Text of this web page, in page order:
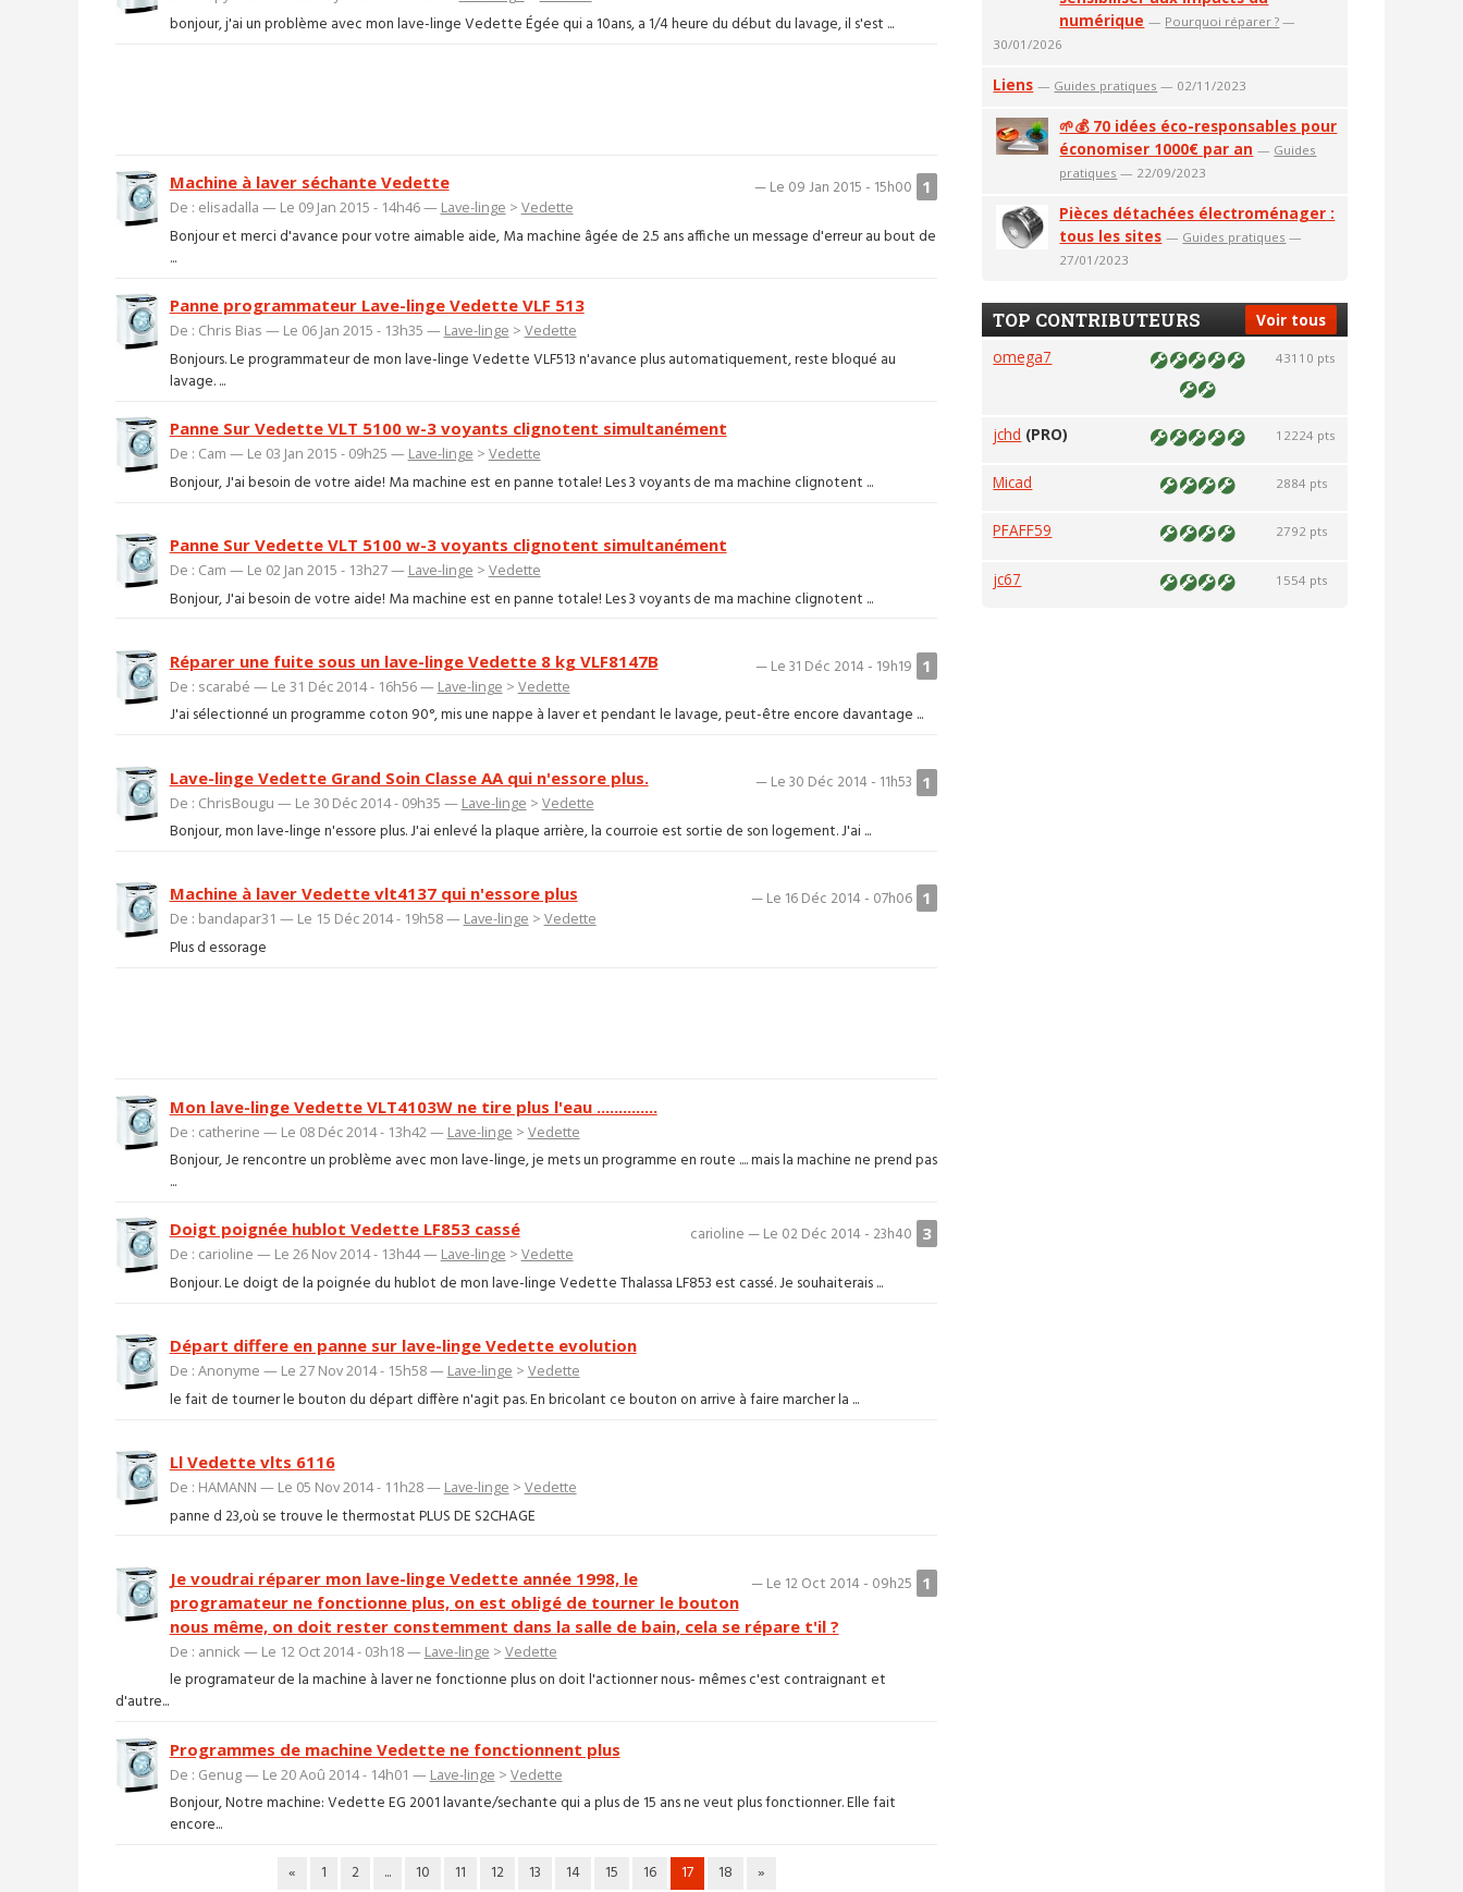
bonjour, j'ai un problème avec mon lave-linge Vedette Égée qui a 10ans, a 1/4 heure du début du lavage, il s'est ...
1
— Le 09 Jan 2015 - 15h00
Machine à laver séchante Vedette
De : elisadalla — Le 09 Jan 2015 - 14h46 — Lave-linge > Vedette
Bonjour et merci d'avance pour votre aimable aide, Ma machine âgée de 2.5 ans affiche un message d'erreur au bout de
...
Panne programmateur Lave-linge Vedette VLF 513
De : Chris Bias — Le 06 Jan 2015 - 13h35 — Lave-linge > Vedette
Bonjours. Le programmateur de mon lave-linge Vedette VLF513 n'avance plus automatiquement, reste bloqué au
lavage. ...
Panne Sur Vedette VLT 5100 w-3 voyants clignotent simultanément
De : Cam — Le 03 Jan 2015 - 09h25 — Lave-linge > Vedette
Bonjour, J'ai besoin de votre aide! Ma machine est en panne totale! Les 3 voyants de ma machine clignotent ...
Panne Sur Vedette VLT 5100 w-3 voyants clignotent simultanément
De : Cam — Le 02 Jan 2015 - 13h27 — Lave-linge > Vedette
Bonjour, J'ai besoin de votre aide! Ma machine est en panne totale! Les 3 voyants de ma machine clignotent ...
1
— Le 31 Déc 2014 - 19h19
Réparer une fuite sous un lave-linge Vedette 8 kg VLF8147B
De : scarabé — Le 31 Déc 2014 - 16h56 — Lave-linge > Vedette
J'ai sélectionné un programme coton 90°, mis une nappe à laver et pendant le lavage, peut-être encore davantage ...
1
— Le 30 Déc 2014 - 11h53
Lave-linge Vedette Grand Soin Classe AA qui n'essore plus.
De : ChrisBougu — Le 30 Déc 2014 - 09h35 — Lave-linge > Vedette
Bonjour, mon lave-linge n'essore plus. J'ai enlevé la plaque arrière, la courroie est sortie de son logement. J'ai ...
1
— Le 16 Déc 2014 - 07h06
Machine à laver Vedette vlt4137 qui n'essore plus
De : bandapar31 — Le 15 Déc 2014 - 19h58 — Lave-linge > Vedette
Plus d essorage
Mon lave-linge Vedette VLT4103W ne tire plus l'eau ..............
De : catherine — Le 08 Déc 2014 - 13h42 — Lave-linge > Vedette
Bonjour, Je rencontre un problème avec mon lave-linge, je mets un programme en route .... mais la machine ne prend pas
...
3
carioline — Le 02 Déc 2014 - 23h40
Doigt poignée hublot Vedette LF853 cassé
De : carioline — Le 26 Nov 2014 - 13h44 — Lave-linge > Vedette
Bonjour. Le doigt de la poignée du hublot de mon lave-linge Vedette Thalassa LF853 est cassé. Je souhaiterais ...
Départ differe en panne sur lave-linge Vedette evolution
De : Anonyme — Le 27 Nov 2014 - 15h58 — Lave-linge > Vedette
le fait de tourner le bouton du départ diffère n'agit pas. En bricolant ce bouton on arrive à faire marcher la ...
Ll Vedette vlts 6116
De : HAMANN — Le 05 Nov 2014 - 11h28 — Lave-linge > Vedette
panne d 23,où se trouve le thermostat PLUS DE S2CHAGE
1
— Le 12 Oct 2014 - 09h25
Je voudrai réparer mon lave-linge Vedette année 1998, le
programateur ne fonctionne plus, on est obligé de tourner le bouton
nous même, on doit rester constemment dans la salle de bain, cela se répare t'il ?
De : annick — Le 12 Oct 2014 - 03h18 — Lave-linge > Vedette
le programateur de la machine à laver ne fonctionne plus on doit l'actionner nous- mêmes c'est contraignant et
d'autre...
Programmes de machine Vedette ne fonctionnent plus
De : Genug — Le 20 Aoû 2014 - 14h01 — Lave-linge > Vedette
Bonjour, Notre machine: Vedette EG 2001 lavante/sechante qui a plus de 15 ans ne veut plus fonctionner. Elle fait
encore...
« 1 2 ... 10 11 12 13 14 15 16 17 18 »
numérique — Pourquoi réparer ? —
30/01/2026
Liens — Guides pratiques — 02/11/2023
🌱💰 70 idées éco-responsables pour
économiser 1000€ par an — Guides
pratiques — 22/09/2023
Pièces détachées électroménager :
tous les sites — Guides pratiques —
27/01/2023
Voir tous
TOP CONTRIBUTEURS
omega7 43110 pts
jchd (PRO) 12224 pts
Micad 2884 pts
PFAFF59 2792 pts
jc67 1554 pts